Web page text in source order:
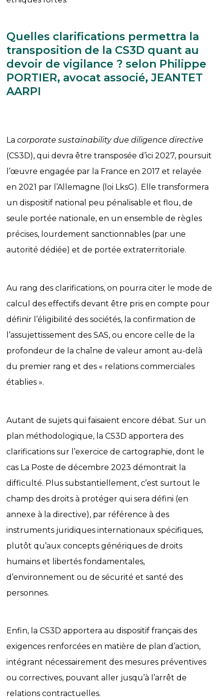
Quelles clarifications permettra la
transposition de la CS3D quant au
devoir de vigilance ? selon Philippe
PORTIER, avocat associé, JEANTET
AARPI
Lacorporate sustainability due diligence directive
(CS3D), qui devra être transposée d’ici 2027, poursuit
l’œuvre engagée par la France en 2017 et relayée
en 2021 par l’Allemagne (loi LksG). Elle transformera
un dispositif national peu pénalisable et flou, de
seule portée nationale, en un ensemble de règles
précises, lourdement sanctionnables (par une
autorité dédiée) et de portée extraterritoriale.
Au rang des clarifications, on pourra citer le mode de
calcul des effectifs devant être pris en compte pour
définir l’éligibilité des sociétés, la confirmation de
l’assujettissement des SAS, ou encore celle de la
profondeur de la chaîne de valeur amont au-delà
du premier rang et des « relations commerciales
établies ».
Autant de sujets qui faisaient encore débat. Sur un
plan méthodologique, la CS3D apportera des
clarifications sur l’exercice de cartographie, dont le
cas La Poste de décembre 2023 démontrait la
difficulté. Plus substantiellement, c’est surtout le
champ des droits à protéger qui sera défini (en
annexe à la directive), par référence à des
instruments juridiques internationaux spécifiques,
plutôt qu’aux concepts génériques de droits
humains et libertés fondamentales,
d’environnement ou de sécurité et santé des
personnes.
Enfin, la CS3D apportera au dispositif français des
exigences renforcées en matière de plan d’action,
intégrant nécessairement des mesures préventives
ou correctives, pouvant aller jusqu’à l’arrêt de
relations contractuelles.